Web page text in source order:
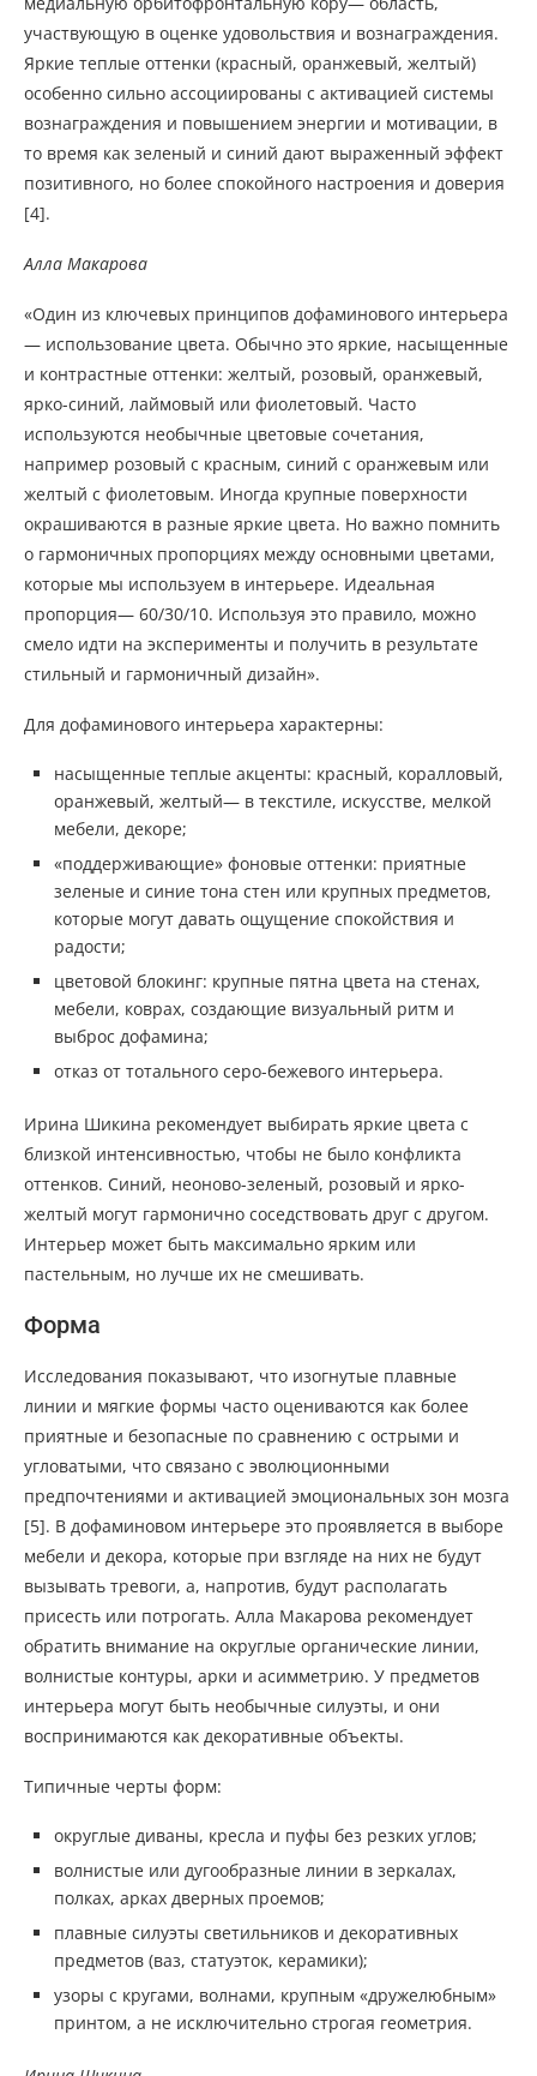
участвующую в оценке удовольствия и вознаграждения.
Яркие теплые оттенки (красный, оранжевый, желтый)
особенно сильно ассоциированы с активацией системы
вознаграждения и повышением энергии и мотивации, в
то время как зеленый и синий дают выраженный эффект
позитивного, но более спокойного настроения и доверия
[4].
Алла Макарова
«Один из ключевых принципов дофаминового интерьера
— использование цвета. Обычно это яркие, насыщенные
и контрастные оттенки: желтый, розовый, оранжевый,
ярко-синий, лаймовый или фиолетовый. Часто
используются необычные цветовые сочетания,
например розовый с красным, синий с оранжевым или
желтый с фиолетовым. Иногда крупные поверхности
окрашиваются в разные яркие цвета. Но важно помнить
о гармоничных пропорциях между основными цветами,
которые мы используем в интерьере. Идеальная
пропорция— 60/30/10. Используя это правило, можно
смело идти на эксперименты и получить в результате
стильный и гармоничный дизайн».
Для дофаминового интерьера характерны:
насыщенные теплые акценты: красный, коралловый,
оранжевый, желтый— в текстиле, искусстве, мелкой
мебели, декоре;
«поддерживающие» фоновые оттенки: приятные
зеленые и синие тона стен или крупных предметов,
которые могут давать ощущение спокойствия и
радости;
цветовой блокинг: крупные пятна цвета на стенах,
мебели, коврах, создающие визуальный ритм и
выброс дофамина;
отказ от тотального серо-бежевого интерьера.
Ирина Шикина рекомендует выбирать яркие цвета с
близкой интенсивностью, чтобы не было конфликта
оттенков. Синий, неоново-зеленый, розовый и ярко-
желтый могут гармонично соседствовать друг с другом.
Интерьер может быть максимально ярким или
пастельным, но лучше их не смешивать.
Форма
Исследования показывают, что изогнутые плавные
линии и мягкие формы часто оцениваются как более
приятные и безопасные по сравнению с острыми и
угловатыми, что связано с эволюционными
предпочтениями и активацией эмоциональных зон мозга
[5]. В дофаминовом интерьере это проявляется в выборе
мебели и декора, которые при взгляде на них не будут
вызывать тревоги, а, напротив, будут располагать
присесть или потрогать. Алла Макарова рекомендует
обратить внимание на округлые органические линии,
волнистые контуры, арки и асимметрию. У предметов
интерьера могут быть необычные силуэты, и они
воспринимаются как декоративные объекты.
Типичные черты форм:
округлые диваны, кресла и пуфы без резких углов;
волнистые или дугообразные линии в зеркалах,
полках, арках дверных проемов;
плавные силуэты светильников и декоративных
предметов (ваз, статуэток, керамики);
узоры с кругами, волнами, крупным «дружелюбным»
принтом, а не исключительно строгая геометрия.